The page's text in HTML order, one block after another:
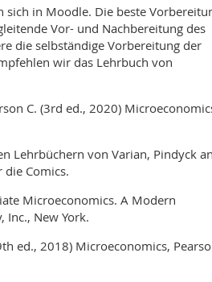
in Moodle. Die beste
Vor- und Nachbereitung des
die selbständige Vorbereitung der
wir das Lehrbuch von
C. (3rd ed., 2020)
Lehrbüchern von Varian, Pindyck
Comics.
Microeconomics. A Modern
Inc., New York.
ed., 2018) Microeconomics,